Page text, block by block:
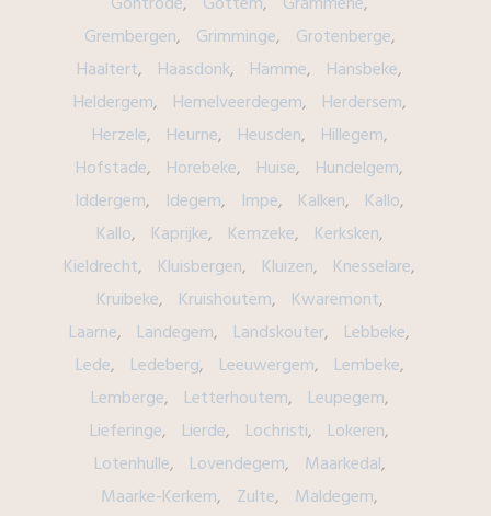
Grembergen
Grimminge
Grotenberge
Haaltert
Haasdonk Hamme
Hansbeke
Heldergem
Hemelveerdegem
Herdersem
Herzele
Heurne Heusden
Hillegem
Hofstade
Horebeke Huise
Hundelgem
Iddergem
Idegem Impe Kalken
Kallo
Kallo
Kaprijke Kemzeke
Kerksken
Kieldrecht
Kluisbergen Kluizen
Knesselare
Kruibeke
Kruishoutem
Kwaremont
Laarne
Landegem Landskouter
Lebbeke
Lede
Ledeberg Leeuwergem
Lembeke
Lemberge
Letterhoutem
Leupegem
Lieferinge
Lierde Lochristi
Lokeren
Lotenhulle
Lovendegem
Maarkedal
Maarke-Kerkem
Zulte
Maldegem